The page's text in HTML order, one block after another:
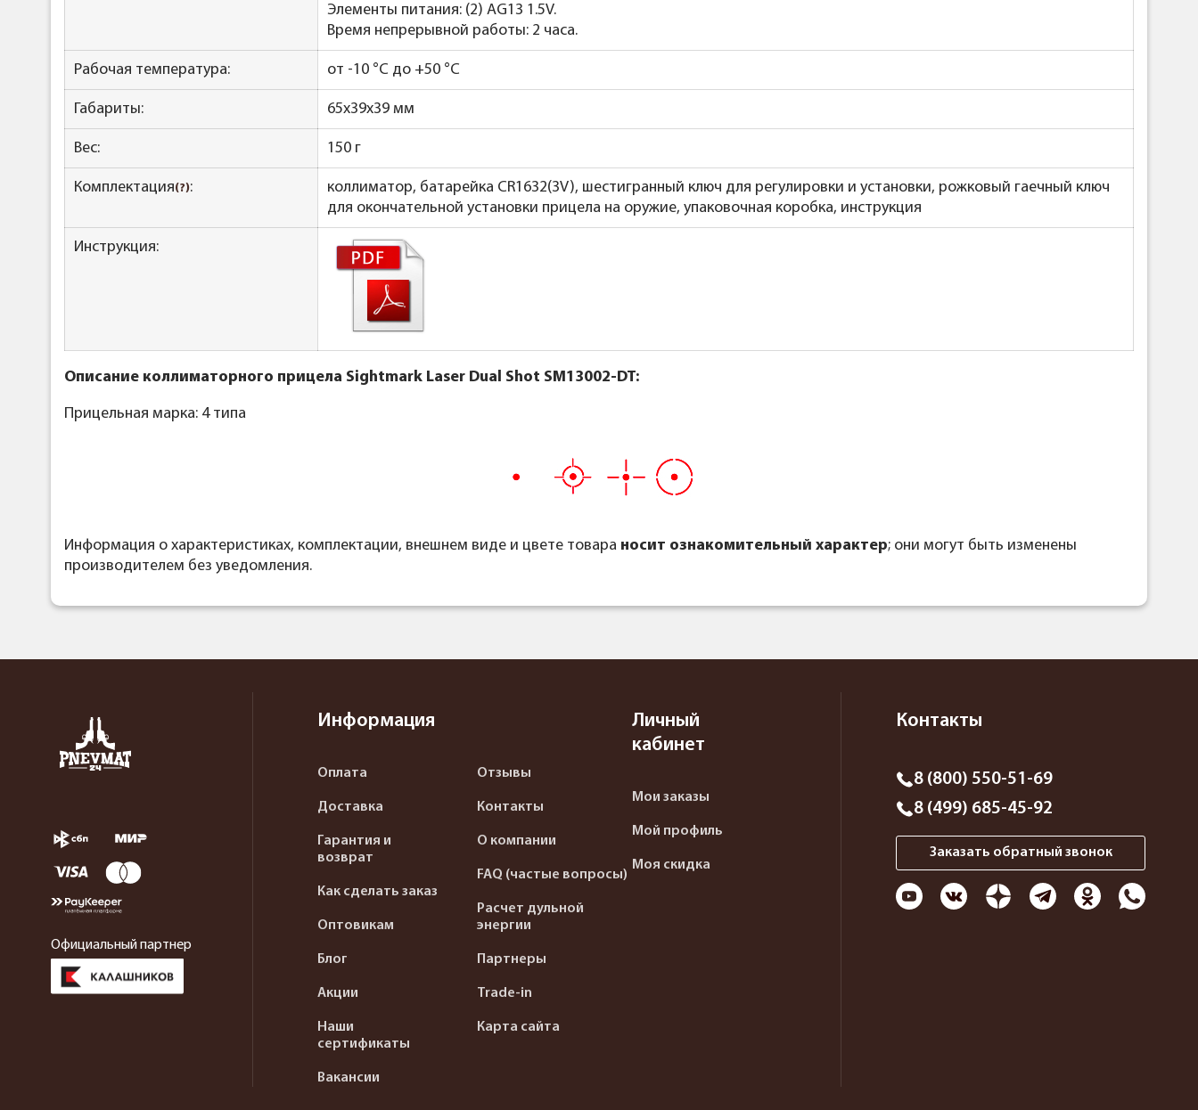
Элементы питания: (2) AG13 1.5V.
Время непрерывной работы: 2 часа.
Рабочая температура: от -10 °C до +50 °C
Габариты: 65x39x39 мм
Вес: 150 г
Комплектация(?):
коллиматор, батарейка CR1632(3V), шестигранный ключ для регулировки и установки, рожковый гаечный ключ
для окончательной установки прицела на оружие, упаковочная коробка, инструкция
Инструкция:
Описание коллиматорного прицела Sightmark Laser Dual Shot SM13002-DT:
Прицельная марка: 4 типа
Информация о характеристиках, комплектации, внешнем виде и цвете товара носит ознакомительный характер; они могут быть изменены
производителем без уведомления.
Официальный партнер
Информация
Оплата
Доставка
Гарантия и
возврат
Как сделать заказ
Оптовикам
Блог
Акции
Наши
сертификаты
Вакансии
Отзывы
Контакты
О компании
FAQ (частые вопросы)
Расчет дульной
энергии
Партнеры
Trade-in
Карта сайта
Личный
кабинет
Мои заказы
Мой профиль
Моя скидка
Контакты
8 (800) 550-51-69
8 (499) 685-45-92
Заказать обратный звонок